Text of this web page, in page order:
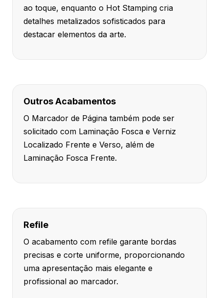
ao toque, enquanto o Hot Stamping cria
detalhes metalizados sofisticados para
destacar elementos da arte.
Outros Acabamentos
O Marcador de Página também pode ser
solicitado com Laminação Fosca e Verniz
Localizado Frente e Verso, além de
Laminação Fosca Frente.
Refile
O acabamento com refile garante bordas
precisas e corte uniforme, proporcionando
uma apresentação mais elegante e
profissional ao marcador.